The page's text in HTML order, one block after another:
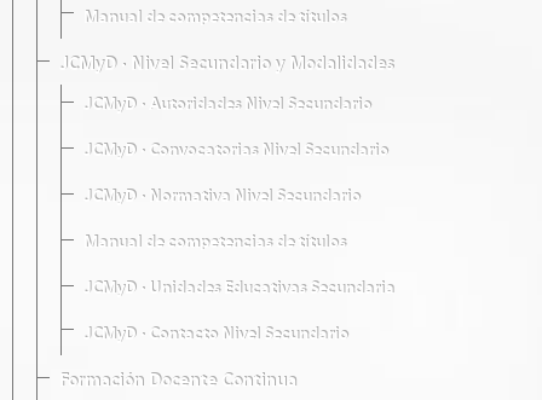
Manual de competencias de títulos
JCMyD · Nivel Secundario y Modalidades
JCMyD · Autoridades Nivel Secundario
JCMyD · Convocatorias Nivel Secundario
JCMyD · Normativa Nivel Secundario
Manual de competencias de títulos
JCMyD · Unidades Educativas Secundaria
JCMyD · Contacto Nivel Secundario
Formación Docente Continua